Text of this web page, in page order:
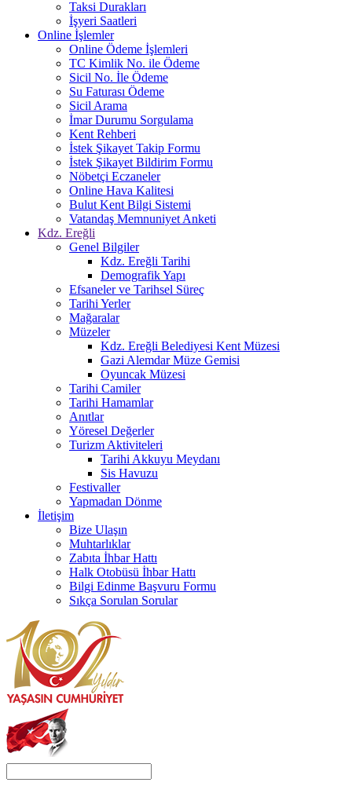
Taksi Durakları
İşyeri Saatleri
Online İşlemler
Online Ödeme İşlemleri
TC Kimlik No. ile Ödeme
Sicil No. İle Ödeme
Su Faturası Ödeme
Sicil Arama
İmar Durumu Sorgulama
Kent Rehberi
İstek Şikayet Takip Formu
İstek Şikayet Bildirim Formu
Nöbetçi Eczaneler
Online Hava Kalitesi
Bulut Kent Bilgi Sistemi
Vatandaş Memnuniyet Anketi
Kdz. Ereğli
Genel Bilgiler
Kdz. Ereğli Tarihi
Demografik Yapı
Efsaneler ve Tarihsel Süreç
Tarihi Yerler
Mağaralar
Müzeler
Kdz. Ereğli Belediyesi Kent Müzesi
Gazi Alemdar Müze Gemisi
Oyuncak Müzesi
Tarihi Camiler
Tarihi Hamamlar
Anıtlar
Yöresel Değerler
Turizm Aktiviteleri
Tarihi Akkuyu Meydanı
Sis Havuzu
Festivaller
Yapmadan Dönme
İletişim
Bize Ulaşın
Muhtarlıklar
Zabıta İhbar Hattı
Halk Otobüsü İhbar Hattı
Bilgi Edinme Başvuru Formu
Sıkça Sorulan Sorular